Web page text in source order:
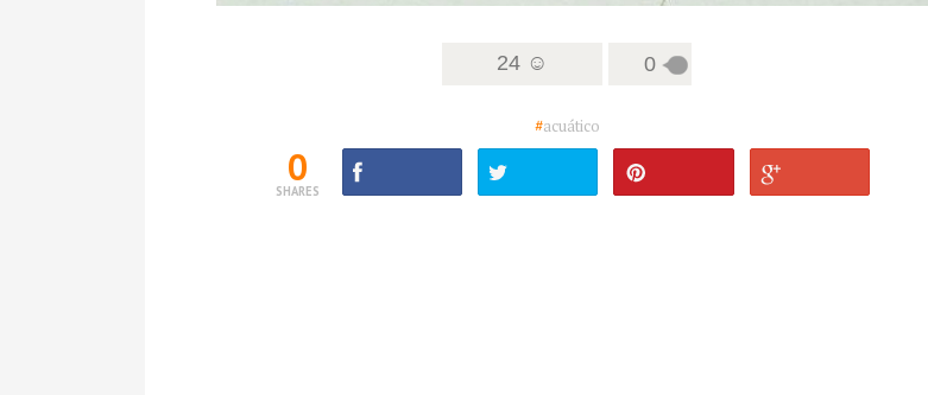
24 ☺ 0
#acuático
0
SHARES